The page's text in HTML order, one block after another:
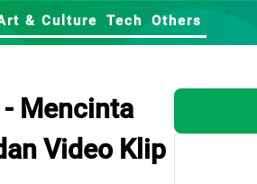
& Culture Tech Others
- Mencinta
Video Klip